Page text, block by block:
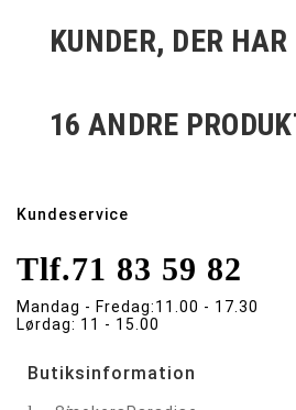
KUNDER, DER
16 ANDRE
Kundeservice
Tlf.71 83 59 82
Mandag - Fredag:11.00 - 17.30
Lørdag: 11 - 15.00
Butiksinformation